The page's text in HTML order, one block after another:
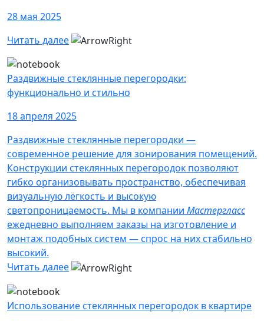
28 мая 2025
Читать далее
Раздвижные стеклянные перегородки:
функционально и стильно
18 апреля 2025
Раздвижные стеклянные перегородки —
современное решение для зонирования помещений.
Конструкции стеклянных перегородок позволяют
гибко организовывать пространство, обеспечивая
визуальную лёгкость и высокую
светопроницаемость. Мы в компании Мастергласс
ежедневно выполняем заказы на изготовление и
монтаж подобных систем — спрос на них стабильно
высокий.
Читать далее
Использование стеклянных перегородок в квартире